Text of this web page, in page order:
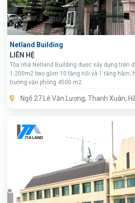
Netland Building
LIÊN HỆ
Tòa nhà Netland Building được xây dựng trên
1.200m2 bao gồm 10 tầng nổi và 1 tầng hầm,
trường văn phòng 4500 m2.
Ngõ 27 Lê Văn Lương, Thanh Xuân,